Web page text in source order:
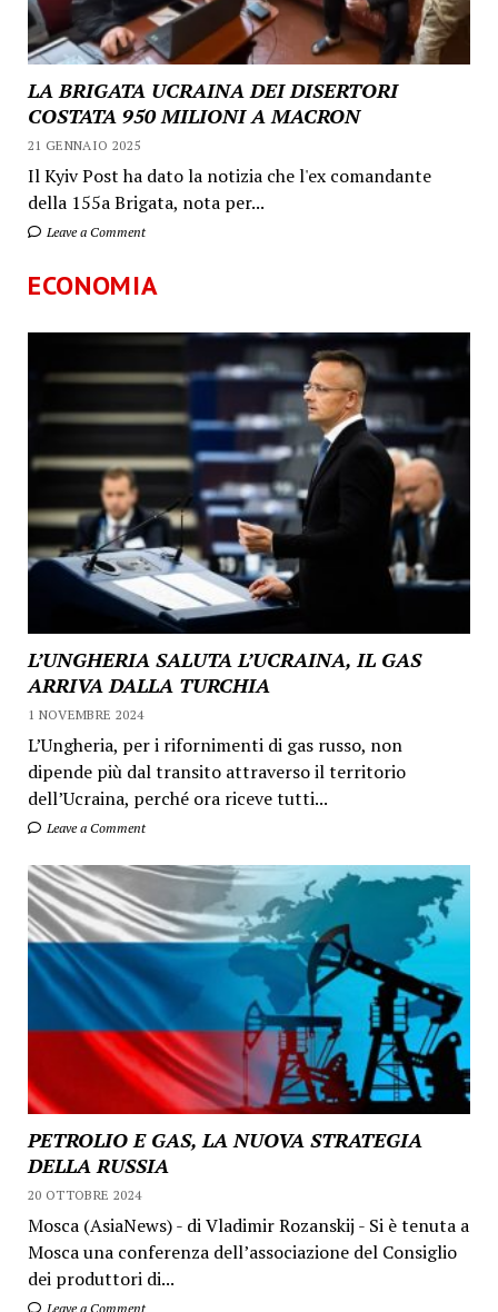
LA BRIGATA UCRAINA DEI DISERTORI
COSTATA 950 MILIONI A MACRON
21 GENNAIO 2025
Il Kyiv Post ha dato la notizia che l'ex comandante
della 155a Brigata, nota per...
Leave a Comment
ECONOMIA
L’UNGHERIA SALUTA L’UCRAINA, IL GAS
ARRIVA DALLA TURCHIA
1 NOVEMBRE 2024
L’Ungheria, per i rifornimenti di gas russo, non
dipende più dal transito attraverso il territorio
dell’Ucraina, perché ora riceve tutti...
Leave a Comment
PETROLIO E GAS, LA NUOVA STRATEGIA
DELLA RUSSIA
20 OTTOBRE 2024
Mosca (AsiaNews) - di Vladimir Rozanskij - Si è tenuta a
Mosca una conferenza dell’associazione del Consiglio
dei produttori di...
Leave a Comment